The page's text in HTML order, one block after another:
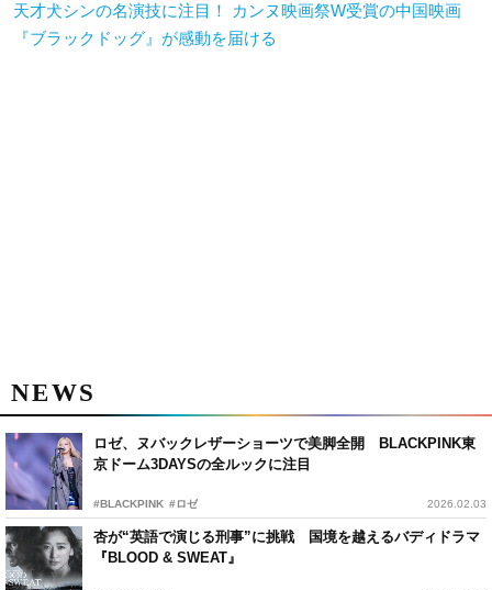
天才犬シンの名演技に注目！ カンヌ映画祭W受賞の中国映画
『ブラックドッグ』が感動を届ける
NEWS
ロゼ、ヌバックレザーショーツで美脚全開 BLACKPINK東
京ドーム3DAYSの全ルックに注目
#BLACKPINK #ロゼ 2026.02.03
杏が“英語で演じる刑事”に挑戦 国境を越えるバディドラマ
『BLOOD & SWEAT』